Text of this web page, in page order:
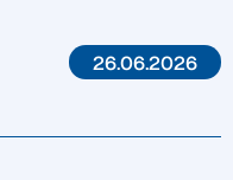
26.06.2026